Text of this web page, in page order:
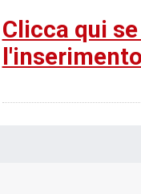
Clicca qui